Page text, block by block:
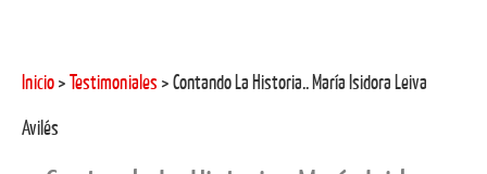
Inicio>Testimoniales > Contando La Historia.. María Isidora Leiva
Avilés